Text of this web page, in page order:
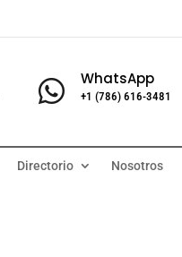
 WhatsApp
+1 (786) 616-3481
Directorio Nosotros